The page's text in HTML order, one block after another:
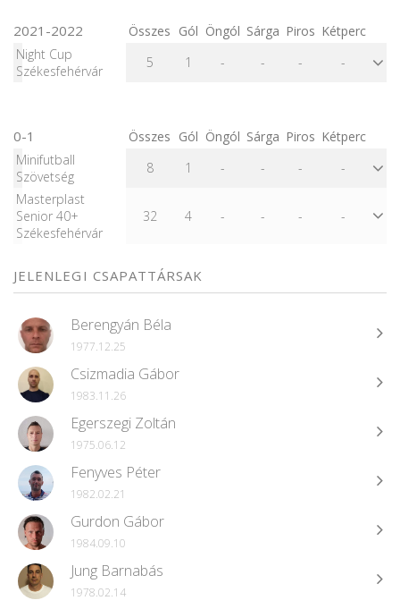
2021-2022 Összes Gól Öngól Sárga Piros Kétperc
Night Cup
Székesfehérvár
5 1 - - - -
0-1 Összes Gól Öngól Sárga Piros Kétperc
Minifutball
Szövetség
8 1 - - -
-
Masterplast
Senior 40+
Székesfehérvár
32 4 - - - -
JELENLEGI CSAPATTÁRSAK
Berengyán Béla
1977.12.25
Csizmadia Gábor
1983.11.26
Egerszegi Zoltán
1975.06.12
Fenyves Péter
1982.02.21
Gurdon Gábor
1984.09.10
Jung Barnabás
1978.02.14